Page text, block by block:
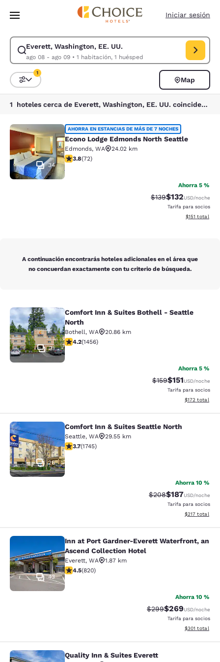
Saltar A Contenido Principal
Iniciar sesión
Everett, Washington, EE. UU.
ago 08 - ago 09• 1 habitación, 1 huésped
Modificar búsqueda para Everett, Washington, EE. UU.. Fecha de
Ordenar y filtrar
1
Map
1 hoteles cerca de Everett, Washington, EE. UU. coinciden con tus filtros
Econo Lodge Edmonds North
34
AHORRA EN ESTANCIAS DE MÁS DE 7 NOCHES
Econo Lodge Edmonds North Seattle
Edmonds, WA
24.02 km
Calificación de 3.82 estrellas. Bueno. 72 reseñas
3.8(72)
Ahorra 5 %
Tarifa tachada:
$139Tarifa reducida:
$132USD/noche
Tarifa para socios
Ver detalles
$151 total
A continuación encontrarás hoteles adicionales en el área que
no concuerdan exactamente con tu criterio de búsqueda.
Comfort Inn & Suites Bothell -
31
Comfort Inn & Suites Bothell - Seattle
North
Bothell, WA
20.86 km
Calificación de 4.17 estrellas. Muy bueno. 1456
4.2(1456)
Ahorra 5 %
Tarifa tachada:
$159Tarifa reducida:
$151USD/noche
Tarifa para socios
Ver detalles
$172 total
Comfort Inn & Suites Seattle North
26
Comfort Inn & Suites Seattle North
Seattle, WA
29.55 km
Calificación de 3.74 estrellas. Bueno. 1745 reseñas
3.7(1745)
Ahorra 10 %
Tarifa tachada:
$208Tarifa reducida:
$187USD/noche
Tarifa para socios
Ver detalles
$217 total
Inn at Port Gardner-Everett
43
Inn at Port Gardner-Everett Waterfront, an
Ascend Collection Hotel
Everett, WA
1.87 km
Calificación de 4.49 estrellas. Excelente. 820 reseñas
4.5(820)
Ahorra 10 %
Tarifa tachada:
$299Tarifa reducida:
$269USD/noche
Tarifa para socios
Ver detalles
$301 total
Quality Inn & Suites Everett
Quality Inn & Suites Everett